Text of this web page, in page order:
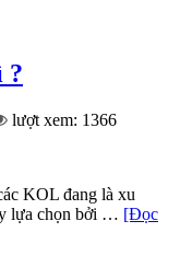
?
lượt xem: 1366
KOL đang là xu
lựa chọn bởi … [Đọc